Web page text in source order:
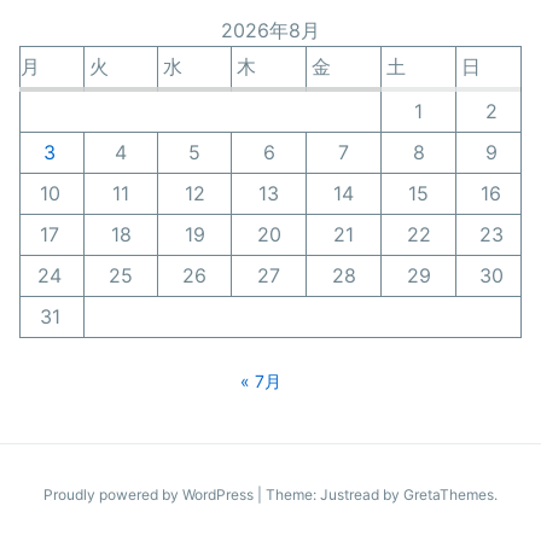
ー
2026年8月
月
火 水 木 金 土
日
1
2
3
4 5 6 7 8
9
10
11 12 13 14 15
16
17
18 19 20 21 22
23
24
25 26 27 28 29
30
31
« 7月
Proudly powered by WordPress Theme: Justread by GretaThemes.